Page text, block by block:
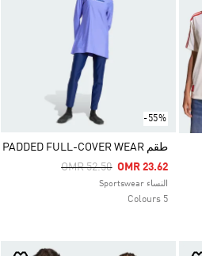
-55%
طقم PADDED FULL-COVER WEAR
Price Reduced From
OMR 52.50ToOMR 23.62
النساء Sportswear
5 Colours